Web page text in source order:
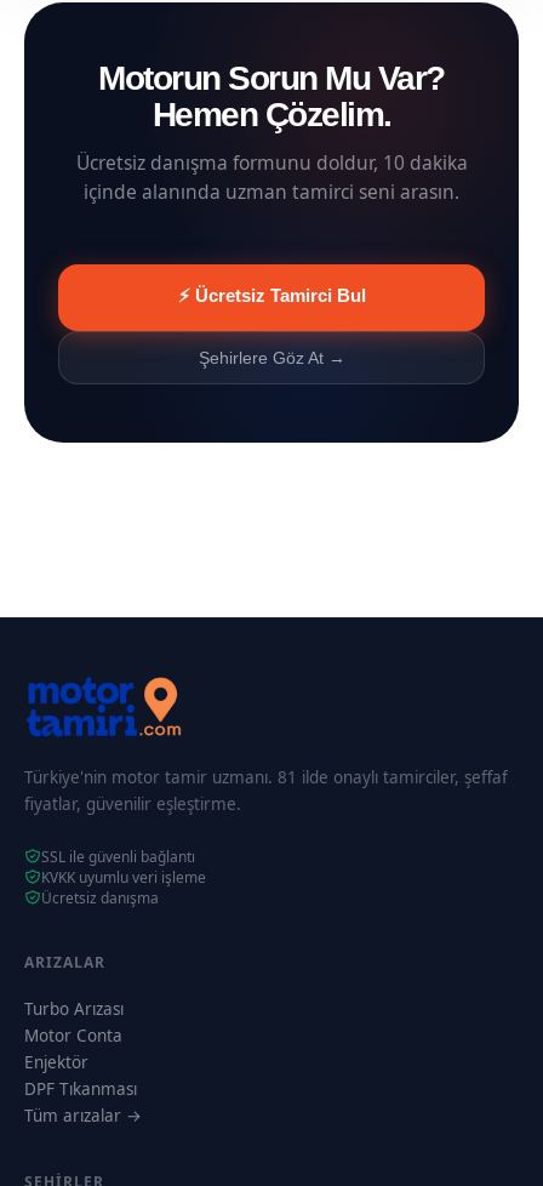
Motorun Sorun Mu Var?
Hemen Çözelim.
Ücretsiz danışma formunu doldur, 10 dakika
içinde alanında uzman tamirci seni arasın.
⚡ Ücretsiz Tamirci Bul
Şehirlere Göz At →
Türkiye'nin motor tamir uzmanı. 81 ilde onaylı tamirciler, şeffaf
fiyatlar, güvenilir eşleştirme.
SSL ile güvenli bağlantı
KVKK uyumlu veri işleme
Ücretsiz danışma
ARIZALAR
Turbo Arızası
Motor Conta
Enjektör
DPF Tıkanması
Tüm arızalar →
ŞEHIRLER